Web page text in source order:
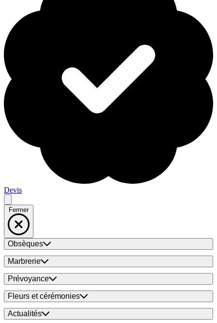
Devis
Fermer
Obsèques
Marbrerie
Prévoyance
Fleurs et cérémonies
Actualités